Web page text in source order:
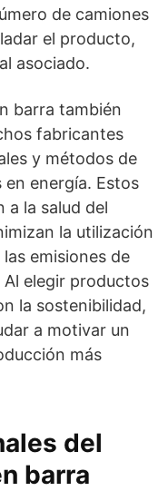
de camiones
el producto,
asociado.
barra también
fabricantes
y métodos de
energía. Estos
a la salud del
la utilización
emisiones de
elegir productos
la sostenibilidad,
a motivar un
más
del
barra